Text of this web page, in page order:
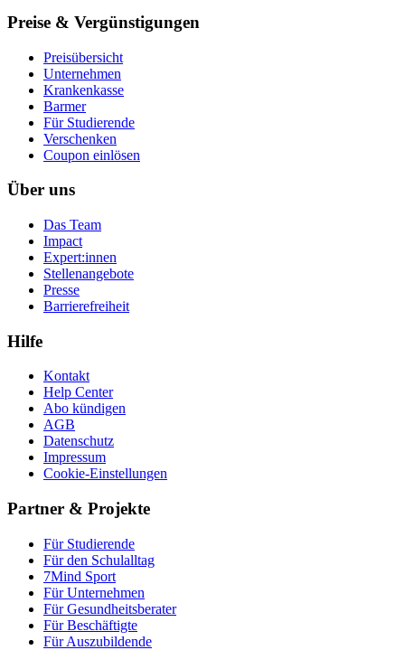
Preise & Vergünstigungen
Preisübersicht
Unternehmen
Krankenkasse
Barmer
Für Studierende
Ver­schen­ken
Coupon einlösen
Über uns
Das Team
Impact
Expert:innen
Stellenangebote
Presse
Barrierefreiheit
Hilfe
Kontakt
Help Center
Abo kündigen
AGB
Datenschutz
Impressum
Cookie-Einstellungen
Partner & Projekte
Für Stu­die­rende
Für den Schulalltag
7Mind Sport
Für Unter­neh­men
Für Gesund­heits­be­ra­ter
Für Beschäftigte
Für Auszubildende